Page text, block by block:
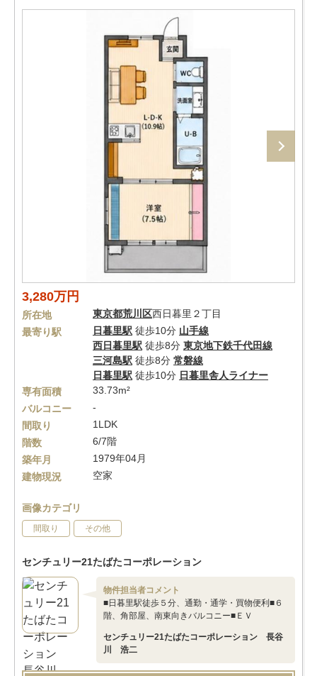
3,280万円
所在地 東京都荒川区西日暮里２丁目
最寄り駅
日暮里駅 徒歩10分 山手線
西日暮里駅 徒歩8分 東京地下鉄千代田線
三河島駅 徒歩8分 常磐線
日暮里駅 徒歩10分 日暮里舎人ライナー
専有面積
33.73m²
バルコニー
-
間取り
1LDK
階数
6/7階
築年月
1979年04月
建物現況
空家
画像カテゴリ
間取り その他
センチュリー21たばたコーポレーション
物件担当者コメント
■日暮里駅徒歩５分、通勤・通学・買物便利■６
階、角部屋、南東向きバルコニー■ＥＶ
センチュリー21たばたコーポレーション 長谷
川 浩二